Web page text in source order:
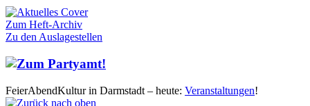
Zum Heft-Archiv
Zu den Auslagestellen
FeierAbendKultur in Darmstadt – heute: Veranstaltungen!